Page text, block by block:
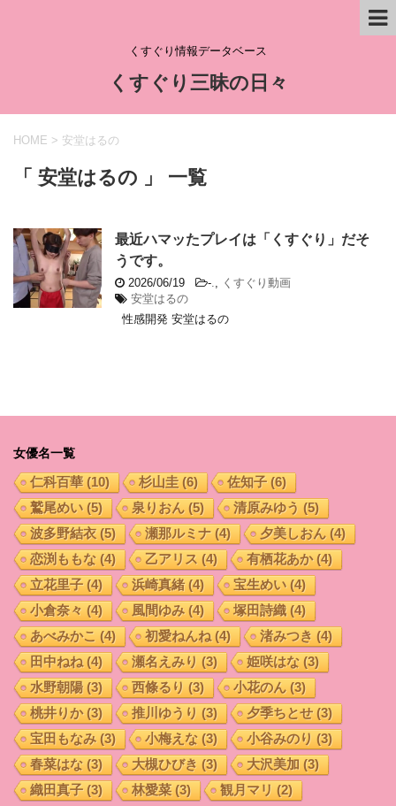
くすぐり情報データベース
くすぐり三昧の日々
HOME > 安堂はるの
「 安堂はるの 」 一覧
最近ハマッたプレイは「くすぐり」だそ
うです。
2026/06/19 -
くすぐり動画
安堂はるの
性感開発 安堂はるの
女優名一覧
仁科百華(10) 杉山圭(6) 佐知子(6)
鷲尾めい(5) 泉りおん (5) 清原みゆう (5)
波多野結衣(5) 瀬那ルミナ(4) 夕美しおん (4)
恋渕ももな (4) 乙アリス (4) 有栖花あか(4)
立花里子(4) 浜崎真緒(4) 宝生めい(4)
小倉奈々 (4) 風間ゆみ(4) 塚田詩織(4)
あべみかこ (4) 初愛ねんね (4) 渚みつき (4)
田中ねね (4) 瀬名えみり (3) 姫咲はな (3)
水野朝陽(3) 西條るり (3) 小花のん (3)
桃井りか(3) 推川ゆうり (3) 夕季ちとせ(3)
宝田もなみ(3) 小梅えな (3) 小谷みのり (3)
春菜はな (3) 大槻ひびき (3) 大沢美加 (3)
織田真子(3) 林愛菜(3) 観月マリ (2)